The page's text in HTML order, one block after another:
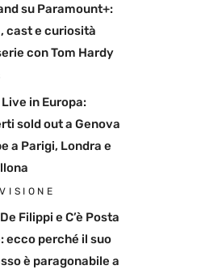
su Paramount+:
cast e curiosità
con Tom Hardy
in Europa:
sold out a Genova
a Parigi, Londra e
Filippi e C’è Posta
ecco perché il suo
è paragonabile a